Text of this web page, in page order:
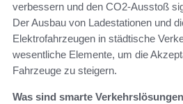
verbessern und den CO2-Ausstoß
Der Ausbau von Ladestationen und
Elektrofahrzeugen in städtische
wesentliche Elemente, um die
Fahrzeuge zu steigern.
Was sind smarte